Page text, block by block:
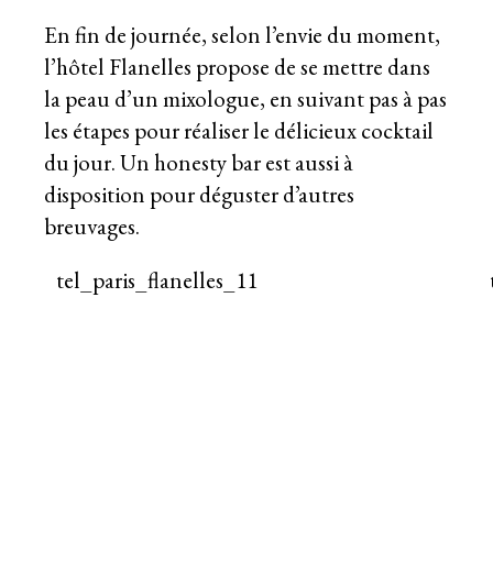
En fin de journée, selon l’envie du moment,
l’hôtel Flanelles propose de se mettre dans
la peau d’un mixologue, en suivant pas à pas
les étapes pour réaliser le délicieux cocktail
du jour. Un honesty bar est aussi à
disposition pour déguster d’autres
breuvages.